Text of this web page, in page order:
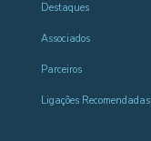
Destaques
Associados
Parceiros
Ligações Recomendadas